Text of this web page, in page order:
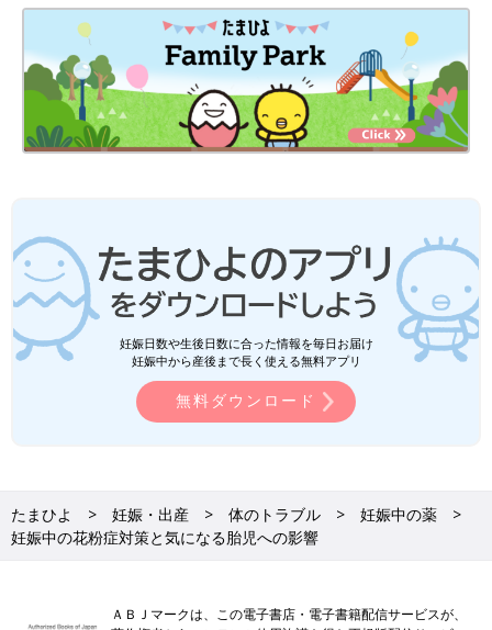
妊娠日数や生後日数に合った情報を毎日お届け
妊娠中から産後まで長く使える無料アプリ
無料ダウンロード
たまひよ 妊娠・出産 体のトラブル
妊娠中の薬
妊娠中の花粉症対策と気になる胎児への影響
ＡＢＪマークは、この電子書店・電子書籍配信サービスが、